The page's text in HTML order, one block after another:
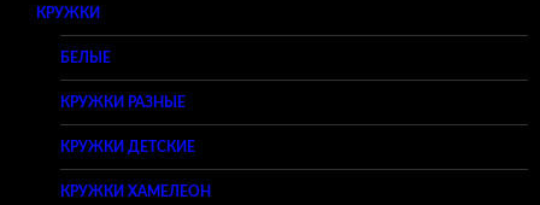
КРУЖКИ
БЕЛЫЕ
КРУЖКИ РАЗНЫЕ
КРУЖКИ ДЕТСКИЕ
КРУЖКИ ХАМЕЛЕОН